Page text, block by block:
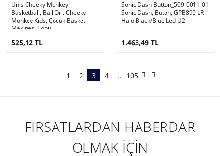
Unis Cheeky Monkey
Basketball, Ball Orj. Cheeky
Monkey Kids, Çocuk Basket
Makinesi Topu
525,12 TL
Sonic Dash Button_509-0011-01
Sonic Dash, Buton, GPB890 LR
Halo Black/Blue Led U2
1.463,49 TL
1 2 3 4 .. 105
FIRSATLARDAN HABERDAR
OLMAK İÇİN